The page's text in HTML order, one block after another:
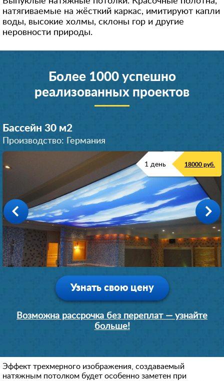
натягиваемые на жёсткий каркас, имитируют капли
воды, высокие холмы, склоны гор и другие
неровности природы.
Более 1000 успешно
реализованных проектов
Бассейн 30 м2
Производство: Германия
1 день 18000 руб.
Комната 19 м 2
Производство: Германия
1 день 11400 руб.
Холл 24 м 2
Производство: Германия
1 день 14400 руб.
Комната 21 м 2
Производство: Германия
1 день 12600 руб.
Комната 17 м 2
Производство: Германия
1 день 10200 руб.
Зал 24 м
Производство: Германия
1 день 14400 руб.
Зал 38 м
Производство: Германия
1 день 22800 руб.
Узнать свою цену
Возможна рассрочка без переплат — узнайте
больше!
Эффект трехмерного изображения, создаваемый
натяжным потолком будет особенно заметен при